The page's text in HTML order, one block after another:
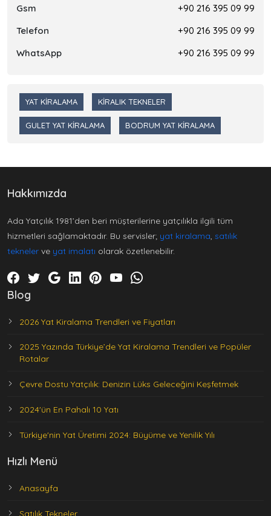
Gsm
+90 216 395 09 99
Telefon
+90 216 395 09 99
WhatsApp
+90 216 395 09 99
YAT KIRALAMA KIRALIK TEKNELER
GULET YAT KIRALAMA BODRUM YAT KIRALAMA
Hakkımızda
Ada Yatçılık 1981’den beri müşterilerine yatçılıkla ilgili tüm
hizmetleri sağlamaktadır. Bu servisler; yat kiralama, satılık
tekneler ve yat imalatı olarak özetlenebilir.
Blog
2026 Yat Kiralama Trendleri ve Fiyatları
2025 Yazında Türkiye’de Yat Kiralama Trendleri ve Popüler
Rotalar
Çevre Dostu Yatçılık: Denizin Lüks Geleceğini Keşfetmek
2024'ün En Pahalı 10 Yatı
Türkiye'nin Yat Üretimi 2024: Büyüme ve Yenilik Yılı
Hızlı Menü
Anasayfa
Satılık Tekneler